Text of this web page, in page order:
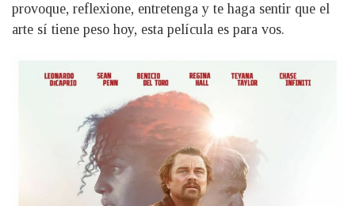
provoque, reflexione, entretenga y te haga sentir que el
arte sí tiene peso hoy, esta película es para vos.